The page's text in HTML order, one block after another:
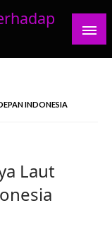
INDONESIA
Laut